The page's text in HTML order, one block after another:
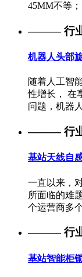
45MM不等
——— 行
机器人头部
随着人工智
性增长， 在
问题，机器
——— 行
基站天线自
一直以来，
所面临的难
个运营商多
——— 行
基站智能柜